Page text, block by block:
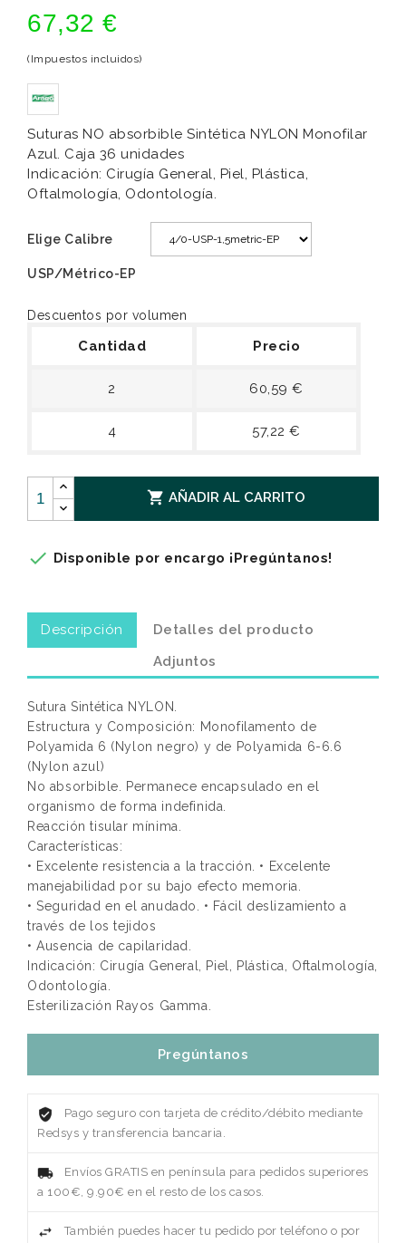
67,32 €
(Impuestos incluidos)
Suturas NO absorbible Sintética NYLON Monofilar
Azul. Caja 36 unidades
Indicación: Cirugía General, Piel, Plástica,
Oftalmología, Odontología.
Elige Calibre
USP/Métrico-EP
Descuentos por volumen
Cantidad Precio
2 60,59 €
4 57,22 €
 AÑADIR AL CARRITO
 Disponible por encargo ¡Pregúntanos!
Descripción
Detalles del producto
Adjuntos
Sutura Sintética NYLON.
Estructura y Composición: Monofilamento de
Polyamida 6 (Nylon negro) y de Polyamida 6-6.6
(Nylon azul)
No absorbible. Permanece encapsulado en el
organismo de forma indefinida.
Reacción tisular mínima.
Características:
• Excelente resistencia a la tracción. • Excelente
manejabilidad por su bajo efecto memoria.
• Seguridad en el anudado. • Fácil deslizamiento a
través de los tejidos
• Ausencia de capilaridad.
Indicación: Cirugía General, Piel, Plástica, Oftalmología,
Odontología.
Esterilización Rayos Gamma.
Pregúntanos
Pago seguro con tarjeta de crédito/débito mediante
Redsys y transferencia bancaria.
Envíos GRATIS en península para pedidos superiores
a 100€, 9.90€ en el resto de los casos.
También puedes hacer tu pedido por teléfono o por